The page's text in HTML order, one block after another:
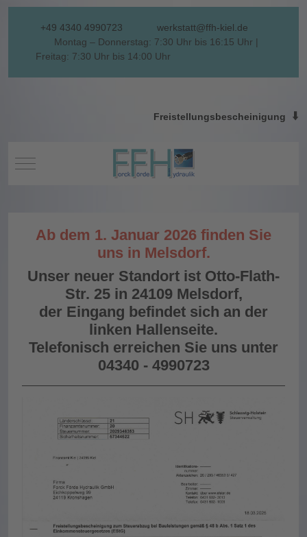
+49 4340 4990723
werkstatt@ffh-kiel.de
Montag – Donnerstag: 7:30 Uhr bis 16:15 Uhr |
Freitag: 7:30 Uhr bis 14:00 Uhr
Freistellungsbescheinigung ⬇️
Mobile Menu Toggle
Ab dem 1. Januar 2026 finden Sie
uns in Melsdorf.
Unser neuer Standort ist Otto-Flath-
Str. 25 in 24109 Melsdorf,
der Eingang befindet sich an der
linken Hallenseite.
Telefonisch erreichen Sie uns unter
04340 - 4990723